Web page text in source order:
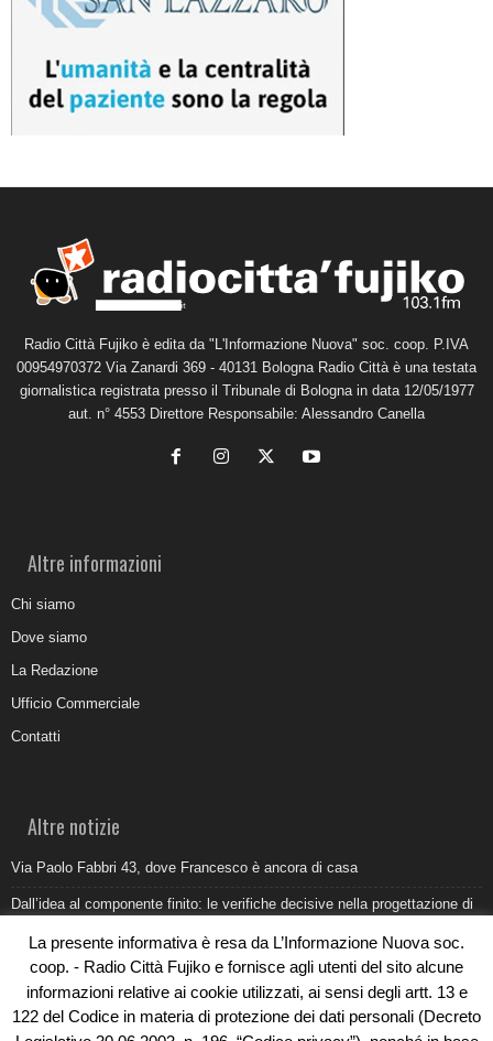
Radio Città Fujiko è edita da "L'Informazione Nuova" soc. coop. P.IVA
00954970372 Via Zanardi 369 - 40131 Bologna Radio Città è una testata
giornalistica registrata presso il Tribunale di Bologna in data 12/05/1977
aut. n° 4553 Direttore Responsabile: Alessandro Canella
Altre informazioni
Chi siamo
Dove siamo
La Redazione
Ufficio Commerciale
Contatti
Altre notizie
Via Paolo Fabbri 43, dove Francesco è ancora di casa
Dall’idea al componente finito: le verifiche decisive nella progettazione di
Belvedere Marittimo e il report ARPACAL 2026 sulla qualità del mare
Come organizzare e allestire una camera ardente per l’ultimo saluto
Umidità di risalita in casa, come riconoscere i segnali veri
La presente informativa è resa da L’Informazione Nuova soc.
coop. - Radio Città Fujiko e fornisce agli utenti del sito alcune
informazioni relative ai cookie utilizzati, ai sensi degli artt. 13 e
122 del Codice in materia di protezione dei dati personali (Decreto